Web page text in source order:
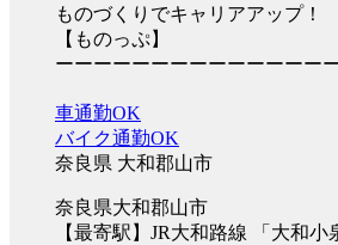
ものづくりでキャリアアップ！
【ものっぷ】
ーーーーーーーーーーーーーー
車通勤OK
バイク通勤OK
奈良県 大和郡山市
奈良県大和郡山市
【最寄駅】JR大和路線 「大和